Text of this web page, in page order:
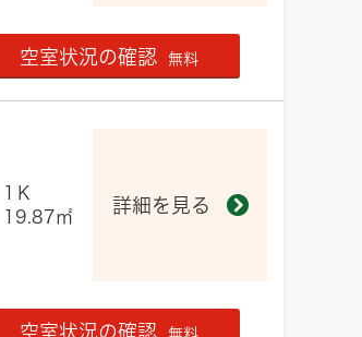
空室状況の確認 無料
1Ｋ
19.87㎡
詳細を見る
空室状況の確認 無料